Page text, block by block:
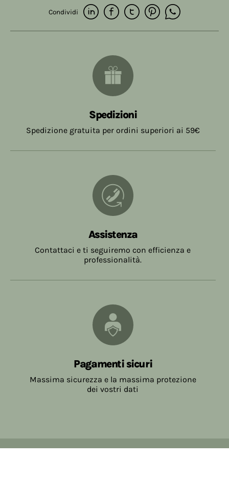
Condividi
Spedizioni
Spedizione gratuita per ordini superiori ai 59€
Assistenza
Contattaci e ti seguiremo con efficienza e
professionalità.
Pagamenti sicuri
Massima sicurezza e la massima protezione
dei vostri dati